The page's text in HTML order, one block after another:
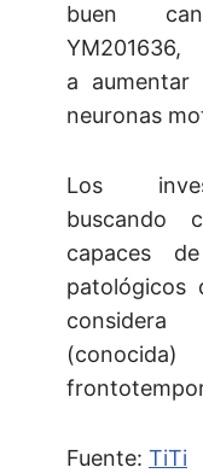
buen
a aumentar
neuronas
Los
buscando
capaces
patológicos
Fuente: TiTi